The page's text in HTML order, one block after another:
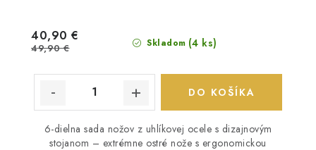
Skladom (4 ks)
40,90 €
49,90 €
DO KOŠÍKA
6-dielna sada nožov z uhlíkovej ocele s dizajnovým
stojanom – extrémne ostré nože s ergonomickou